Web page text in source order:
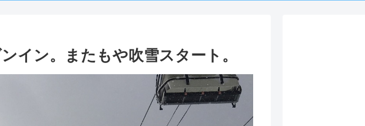
イン。またもや吹雪スタート。